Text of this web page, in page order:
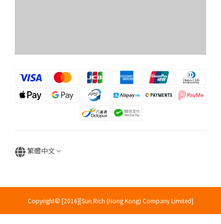
繁體中文
Copyright© [2016][Sun Rich (Hong Kong) Company Limited]